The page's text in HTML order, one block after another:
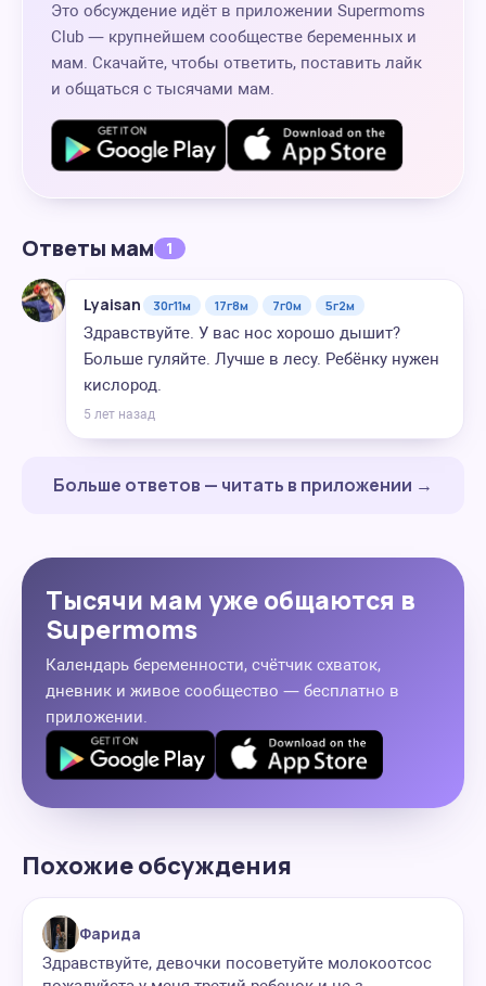
Это обсуждение идёт в приложении Supermoms
Club — крупнейшем сообществе беременных и
мам. Скачайте, чтобы ответить, поставить лайк
и общаться с тысячами мам.
Ответы мам 1
Lyaisan 30г11м 17г8м 7г0м 5г2м
Здравствуйте. У вас нос хорошо дышит?
Больше гуляйте. Лучше в лесу. Ребёнку нужен
кислород.
5 лет назад
Больше ответов — читать в приложении →
Тысячи мам уже общаются в
Supermoms
Календарь беременности, счётчик схваток,
дневник и живое сообщество — бесплатно в
приложении.
Похожие обсуждения
Фарида
Здравствуйте, девочки посоветуйте молокоотсос